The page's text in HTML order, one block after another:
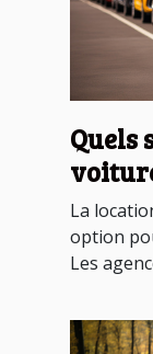
Quels
La
option
Les